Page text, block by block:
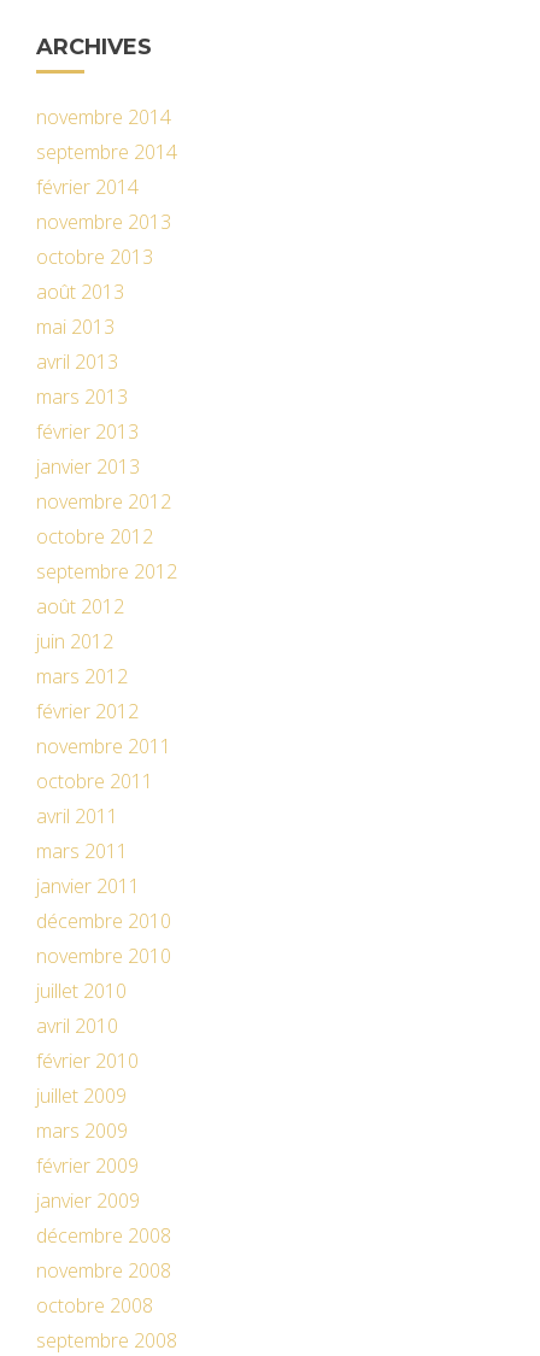
ARCHIVES
novembre 2014
septembre 2014
février 2014
novembre 2013
octobre 2013
août 2013
mai 2013
avril 2013
mars 2013
février 2013
janvier 2013
novembre 2012
octobre 2012
septembre 2012
août 2012
juin 2012
mars 2012
février 2012
novembre 2011
octobre 2011
avril 2011
mars 2011
janvier 2011
décembre 2010
novembre 2010
juillet 2010
avril 2010
février 2010
juillet 2009
mars 2009
février 2009
janvier 2009
décembre 2008
novembre 2008
octobre 2008
septembre 2008